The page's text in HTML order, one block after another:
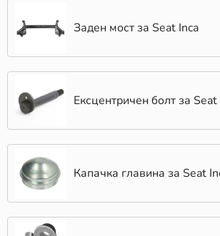
Заден мост за Seat Inca
Ексцентричен болт за Seat
Капачка главина за Seat